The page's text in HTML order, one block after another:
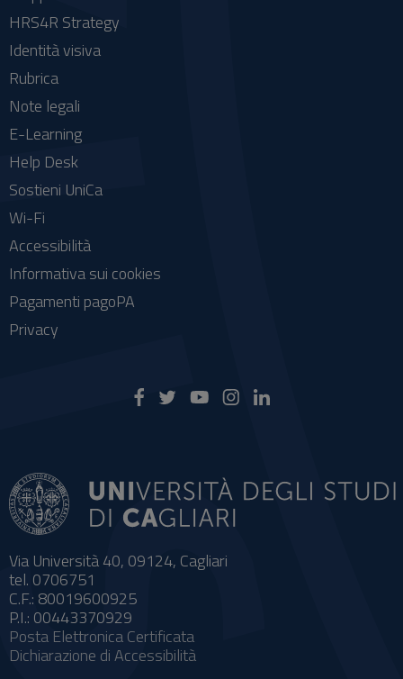
Via Università 40, 09124, Cagliari
tel. 0706751
C.F.: 80019600925
P.I.: 00443370929
Posta Elettronica Certificata
Dichiarazione di Accessibilità
HRS4R Strategy
Identità visiva
Rubrica
Note legali
E-Learning
Help Desk
Sostieni UniCa
Wi-Fi
Accessibilità
Informativa sui cookies
Pagamenti pagoPA
Privacy